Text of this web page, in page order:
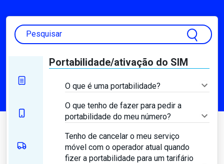
Pesquisar
Portabilidade/ativação do SIM
O que é uma portabilidade?
O que tenho de fazer para pedir a
portabilidade do meu número?
Tenho de cancelar o meu serviço
móvel com o operador atual quando
fizer a portabilidade para um tarifário